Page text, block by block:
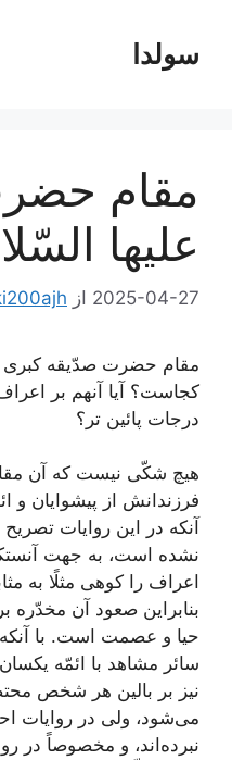
محتواسولدا
مقام
عليها
2025-04-27 از
مقام حضرت صدّيقه كبرى
كجاست؟ آيا آنهم بر
درجات پائين تر؟
هيچ شكّى نيست كه آن
فرزندانش از پيشوايان
آنكه در اين روايات
نشده است، به جهت
اعراف را كوهى مثلًا به
بنابراين صعود آن مخدّره
حيا و عصمت است. با
سائر مشاهد با ائمّه
نيز بر بالين هر شخص
مى‌شود، ولى در روايات
نبرده‌اند، و مخصوصاً در